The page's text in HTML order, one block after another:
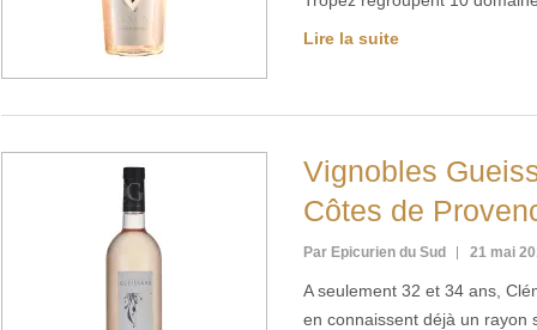
Lire la suite
Vignobles
Côtes de
Par Epicurien du Sud 21 mai
A seulement 32 et 34 ans,
en connaissent déjà un